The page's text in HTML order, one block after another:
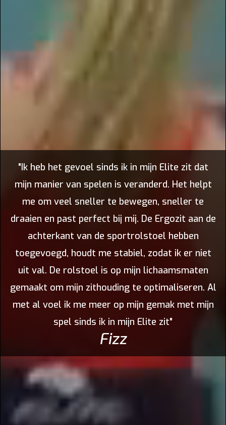
"Ik heb het gevoel sinds ik in mijn Elite zit dat
mijn manier van spelen is veranderd. Het helpt
me om veel sneller te bewegen, sneller te
draaien en past perfect bij mij. De Ergozit aan de
achterkant van de sportrolstoel hebben
toegevoegd, houdt me stabiel, zodat ik er niet
uit val. De rolstoel is op mijn lichaamsmaten
gemaakt om mijn zithouding te optimaliseren. Al
met al voel ik me meer op mijn gemak met mijn
spel sinds ik in mijn Elite zit"
Fizz